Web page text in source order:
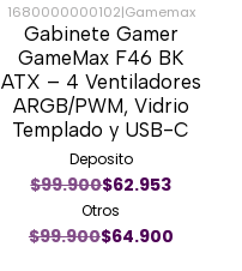
-35%
1680000000102|Gamemax
Gabinete Gamer
GameMax F46 BK
ATX – 4 Ventiladores
ARGB/PWM, Vidrio
Templado y USB-C
Deposito
$99.900$62.953
Otros
$99.900$64.900